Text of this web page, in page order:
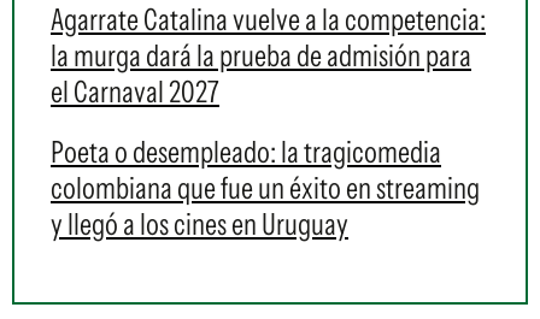
Agarrate Catalina vuelve a la competencia:
la murga dará la prueba de admisión para
el Carnaval 2027
Poeta o desempleado: la tragicomedia
colombiana que fue un éxito en streaming
y llegó a los cines en Uruguay